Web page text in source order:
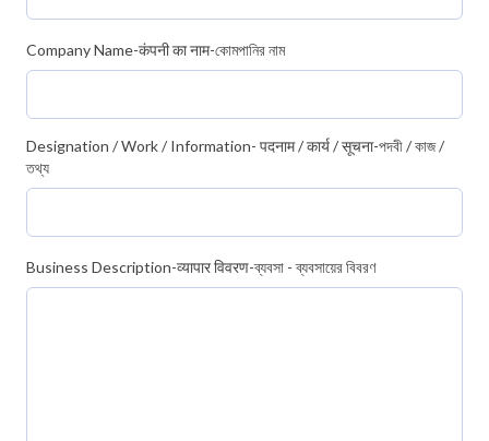
Company Name-कंपनी का नाम-কোমপানির নাম
Designation / Work / Information- पदनाम / कार्य / सूचना-পদবী / কাজ /
তথ্য
Business Description-व्यापार विवरण-ব্যবসা - ব্যবসায়ের বিবরণ